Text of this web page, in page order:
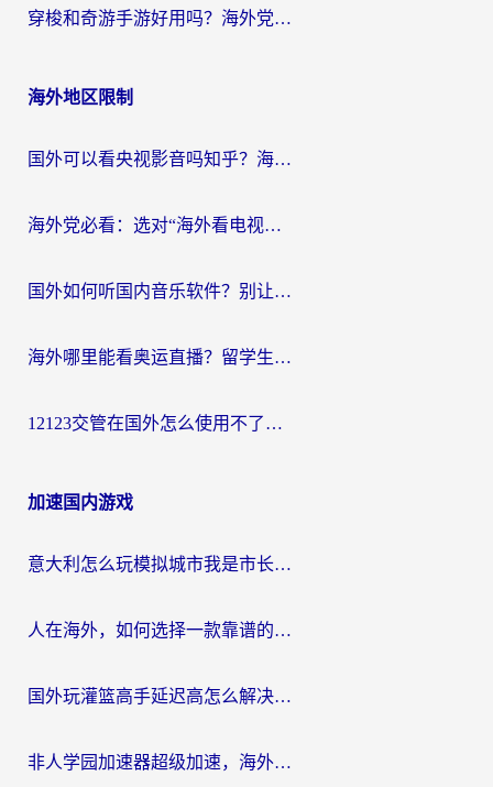
穿梭和奇游手游好用吗？海外党亲测3款回国加速器，附蜜蜂加速器七天试用攻略
海外地区限制
国外可以看央视影音吗知乎？海外党亲测有效的回国加速方案
海外党必看：选对“海外看电视剧软件”，再也不用愁国内剧刷不了
国外如何听国内音乐软件？别让地域限制，断了你的中文歌单
海外哪里能看奥运直播？留学生&海外华人必看的体育赛事观赛终极指南
12123交管在国外怎么使用不了？海外华人必看的无缝访问国内资源指南
加速国内游戏
意大利怎么玩模拟城市我是市长？海外党国服游戏加速终极攻略（附三国3量子特攻解决办法）
人在海外，如何选择一款靠谱的玩剑灵2加速器？
国外玩灌篮高手延迟高怎么解决？海外玩家国服游戏加速终极指南
非人学园加速器超级加速，海外玩家重返国服的通行证